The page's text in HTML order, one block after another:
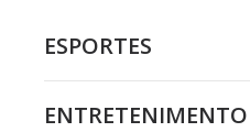
ESPORTES
ENTRETENIMENTO